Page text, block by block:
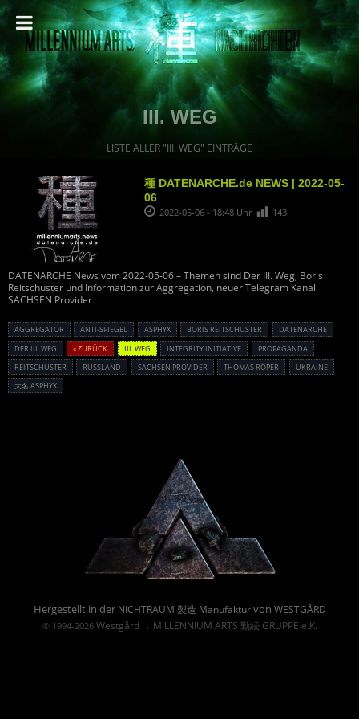
III. WEG
LISTE ALLER "III. WEG" EINTRÄGE
種 DATENARCHE.de NEWS | 2022-05-
06
2022-05-06 - 18:48 Uhr 143
DATENARCHE News vom 2022-05-06 – Themen sind Der III. Weg, Boris
Reitschuster und Information zur Aggregation, neuer Telegram Kanal
SACHSEN Provider
AGGREGATOR ANTI-SPIEGEL ASPHYX BORIS REITSCHUSTER
DATENARCHE
DER III. WEG
« ZURÜCK III. WEG INTEGRITY INITIATIVE
PROPAGANDA
REITSCHUSTER
RUSSLAND SACHSEN PROVIDER THOMAS RÖPER
UKRAINE
大名 ASPHYX
Hergestellt in der NICHTRAUM 製造 Manufakturvon WESTGÅRD
© 1994-2026 Westgård→ MILLENNIUM ARTS 勤続 GRUPPE e.K.
Powered By :